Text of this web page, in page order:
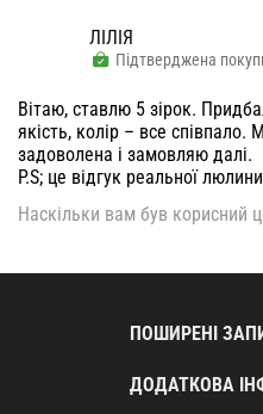
ЛІЛІЯ
Підтверджена
Вітаю, ставлю 5 зірок.
якість, колір – все
задоволена і замовляю далі.
P.S; це відгук реальної
Наскільки вам був корисний
ПОШИРЕНІ
ДОДАТКОВА